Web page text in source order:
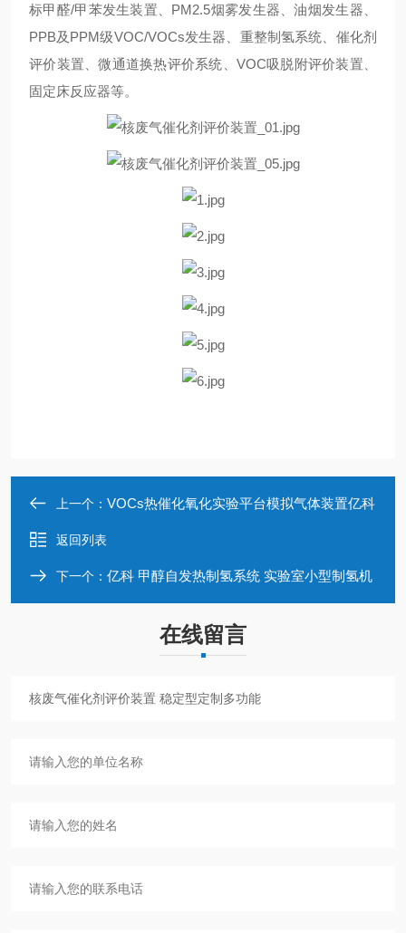
标甲醛/甲苯发生装置、PM2.5烟雾发生器、油烟发生器、
PPB及PPM级VOC/VOCs发生器、重整制氢系统、催化剂
评价装置、微通道换热评价系统、VOC吸脱附评价装置、
固定床反应器等。
上一个： VOCs热催化氧化实验平台模拟气体装置亿科
返回列表
下一个： 亿科 甲醇自发热制氢系统 实验室小型制氢机
在线留言